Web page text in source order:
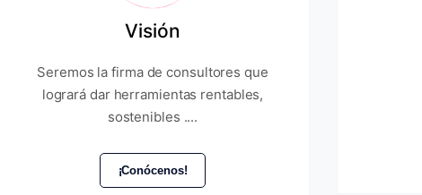
Visión
Seremos la firma de consultores que
logrará dar herramientas rentables,
sostenibles ....
¡Conócenos!